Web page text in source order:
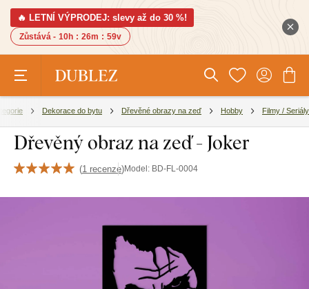
🔥 LETNÍ VÝPRODEJ: slevy až do 30 %!
Zůstává - 10h : 26m : 58v
Dekorace do bytu Dřevěné obrazy na zeď Hobby Filmy / Seriály
Dřevěný obraz na zeď - Joker
(1 recenze)Model: BD-FL-0004